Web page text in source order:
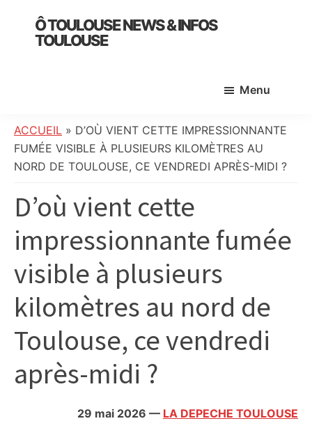
primary
Ô TOULOUSE NEWS & INFOS
TOULOUSE
:
info
locale,
culture,
politique,
météo,
faits
divers
initiatives
citoyennes
Menu
ACCUEIL » D’OÙ VIENT CETTE IMPRESSIONNANTE
FUMÉE VISIBLE À PLUSIEURS KILOMÈTRES AU
NORD DE TOULOUSE, CE VENDREDI APRÈS-MIDI ?
D’où vient cette
impressionnante fumée
visible à plusieurs
kilomètres au nord de
Toulouse, ce vendredi
après-midi ?
29 mai 2026 — LA DEPECHE TOULOUSE